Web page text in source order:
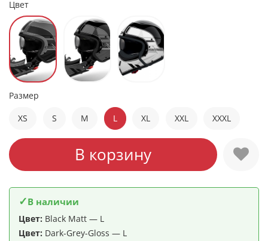
В корзину
Цвет
Размер
XS
S M L XL XXL XXXL
✓В наличии
Цвет: Black Matt — L
Цвет: Dark-Grey-Gloss — L